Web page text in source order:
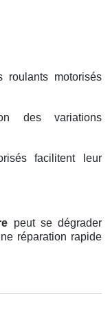
roulants motorisés
des variations
facilitent leur
peut se dégrader
réparation rapide